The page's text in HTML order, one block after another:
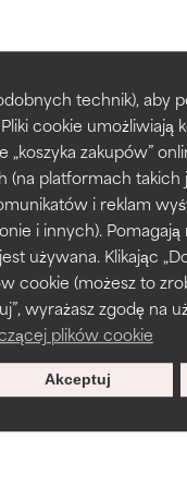
technik), aby
cookie umożliwiają
„koszyka zakupów”
(na platformach takich
i reklam
i innych).
używana. Klikając
cookie (możesz to
wyrażasz zgodę na
plików cookie
Akceptuj
DO
in this
lub penetracji
estetyczne,
Ryzyko wzrasta w
suchość itp.
że wyrządza
lub penetracji
estetyczne,
Ryzyko wzrasta w
suchość itp.
że wyrządza